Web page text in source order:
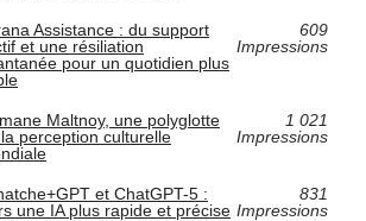
Assistance : du support
et une résiliation
pour un quotidien plus
609
Impressions
Maltnoy, une polyglotte
perception culturelle
1 021
Impressions
et ChatGPT-5 :
une IA plus rapide et précise
831
Impressions